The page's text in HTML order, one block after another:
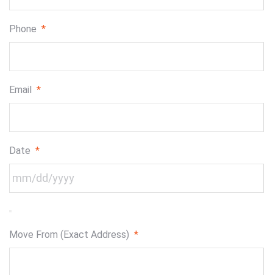
Phone *
Email *
Date *
Move From (Exact Address) *